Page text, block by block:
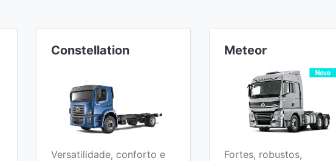
Constellation
Versatilidade, conforto e
Meteor
Fortes, robustos,